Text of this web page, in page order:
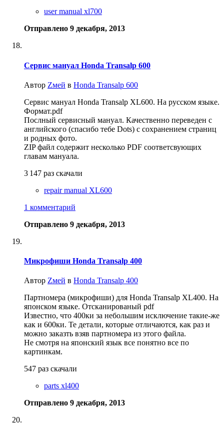
user manual xl700
Отправлено 9 декабря, 2013
Сервис мануал Honda Transalp 600
Автор Zмей в Honda Transalp 600
Сервис мануал Honda Transalp XL600. На русском языке.
Формат.pdf
Послный сервисный мануал. Качественно переведен с
английского (спасибо тебе Dots) с сохранением страниц
и родных фото.
ZIP файл содержит несколько PDF соответсвующих
главам мануала.
3 147 раз скачали
repair manual XL600
1 комментарий
Отправлено 9 декабря, 2013
Микрофиши Honda Transalp 400
Автор Zмей в Honda Transalp 400
Партномера (микрофиши) для Honda Transalp XL400. На
японском языке. Отсканированый pdf
Известно, что 400ки за небольшим исключение такие-же
как и 600ки. Те детали, которые отличаются, как раз и
можно заказть взяв партномера из этого файла.
Не смотря на японский язык все понятно все по
картинкам.
547 раз скачали
parts xl400
Отправлено 9 декабря, 2013